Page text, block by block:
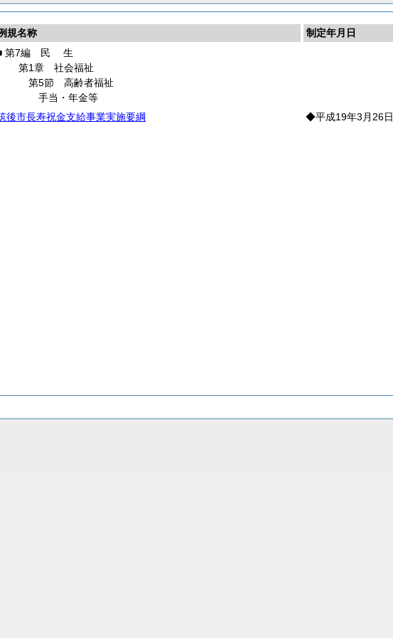
規名称 制定年月日
第7編
民 生
第1章 社会福祉
第5節 高齢者福祉
手当・年金等
後市長寿祝金支給事業実施要綱
◆平成19年3月26日